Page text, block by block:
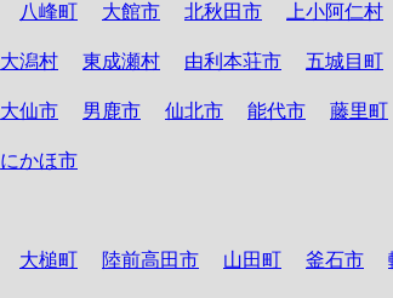
八峰町 大館市 北秋田市 上小阿仁村
大潟村 東成瀬村 由利本荘市 五城目町
大仙市 男鹿市 仙北市 能代市 藤里町
にかほ市
大槌町 陸前高田市 山田町 釜石市